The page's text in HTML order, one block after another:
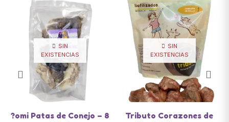
SIN
EXISTENCIAS
?omi Patas de Conejo – 8
SIN
EXISTENCIAS
Tributo Corazones de